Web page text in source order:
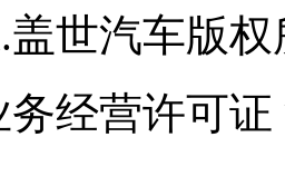
盖世汽车版
经营许可证